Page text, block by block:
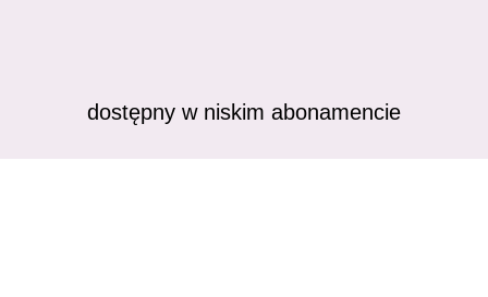
dostępny w niskim abonamencie